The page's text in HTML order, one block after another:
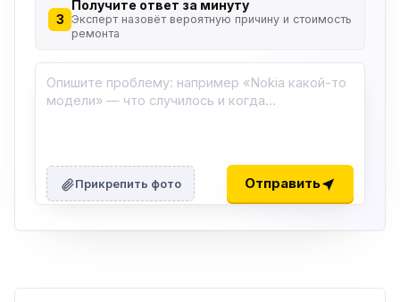
3
Получите ответ за минуту
Эксперт назовёт вероятную причину и стоимость
ремонта
Прикрепить фото Отправить